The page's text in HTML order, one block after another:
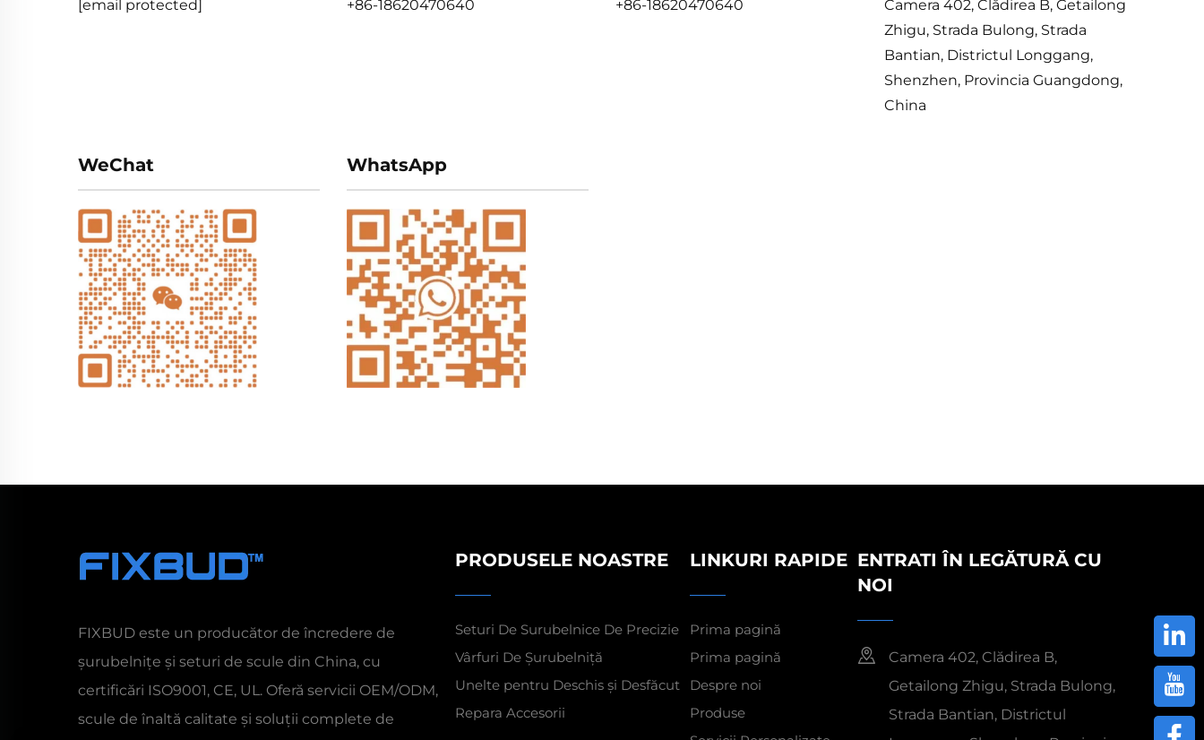
[email protected] +86-18620470640 +86-18620470640
Camera 402, Clădirea B, Getailong
Zhigu, Strada Bulong, Strada
Bantian, Districtul Longgang,
Shenzhen, Provincia Guangdong,
China
WeChat WhatsApp
FIXBUD este un producător de încredere de
șurubelnițe și seturi de scule din China, cu
certificări ISO9001, CE, UL. Oferă servicii OEM/ODM,
scule de înaltă calitate și soluții complete de
PRODUSELE NOASTRE
Seturi De Surubelnice De Precizie
Vârfuri De Şurubelniţă
Unelte pentru Deschis și Desfăcut
Repara Accesorii
LINKURI RAPIDE
Prima pagină
Prima pagină
Despre noi
Produse
ENTRATI ÎN LEGĂTURĂ CU
NOI
Camera 402, Clădirea B,
Getailong Zhigu, Strada Bulong,
Strada Bantian, Districtul